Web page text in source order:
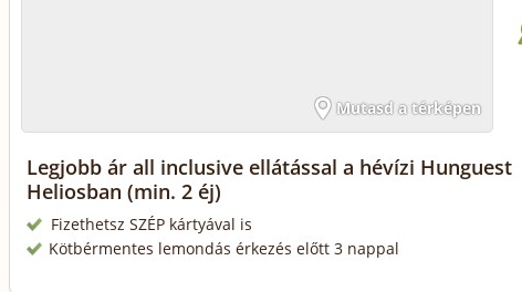
Mutasd a térképen
Legjobb ár all inclusive ellátással a hévízi Hunguest
Heliosban (min. 2 éj)
Fizethetsz SZÉP kártyával is
Kötbérmentes lemondás érkezés előtt 3 nappal